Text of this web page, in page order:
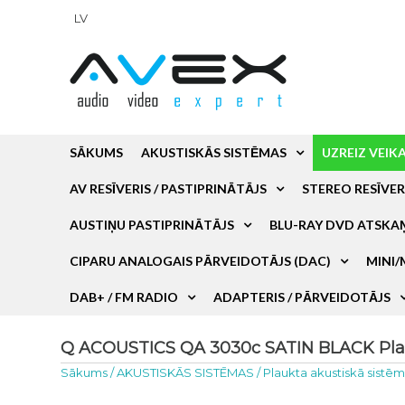
LV
SĀKUMS AKUSTISKĀS SISTĒMAS UZREIZ
AV RESĪVERIS / PASTIPRINĀTĀJS STEREO
AUSTIŅU PASTIPRINĀTĀJS BLU-RAY DVD
CIPARU ANALOGAIS PĀRVEIDOTĀJS (DAC) MINI/
DAB+ / FM RADIO ADAPTERIS / PĀRVEIDOTĀJS
Q ACOUSTICS QA 3030c SATIN BLACK
Sākums/AKUSTISKĀS SISTĒMAS /Plaukta akustiskā